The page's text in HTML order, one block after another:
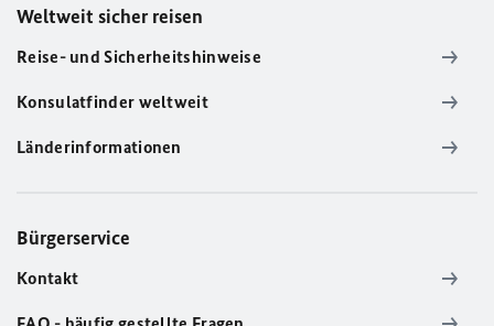
Weltweit sicher reisen
Reise- und Sicherheitshinweise
Konsulatfinder weltweit
Länderinformationen
Bürgerservice
Kontakt